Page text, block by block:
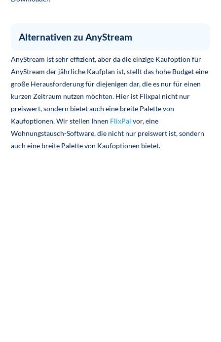
Alternativen zu AnyStream
AnyStream ist sehr effizient, aber da die einzige Kaufoption für
AnyStream der jährliche Kaufplan ist, stellt das hohe Budget eine
große Herausforderung für diejenigen dar, die es nur für einen
kurzen Zeitraum nutzen möchten. Hier ist Flixpal nicht nur
preiswert, sondern bietet auch eine breite Palette von
Kaufoptionen, Wir stellen Ihnen FlixPal vor, eine
Wohnungstausch-Software, die nicht nur preiswert ist, sondern
auch eine breite Palette von Kaufoptionen bietet.